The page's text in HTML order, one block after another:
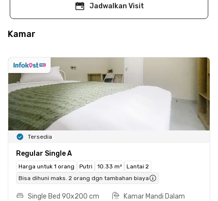
Jadwalkan Visit
Kamar
Tersedia
Regular Single A
Harga untuk 1 orang Putri 10.33 m²
Lantai 2
Bisa dihuni maks. 2 orang dgn tambahan biaya
Single Bed 90x200 cm
Kamar Mandi Dalam